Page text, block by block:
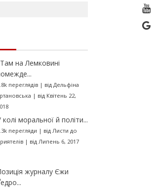
на Лемковині
переглядів| від Дельфіна
| від Квітень 22,
колі моральної й політи...
перегляди | від Листи до
| від Липень 6, 2017
журналу Єжи